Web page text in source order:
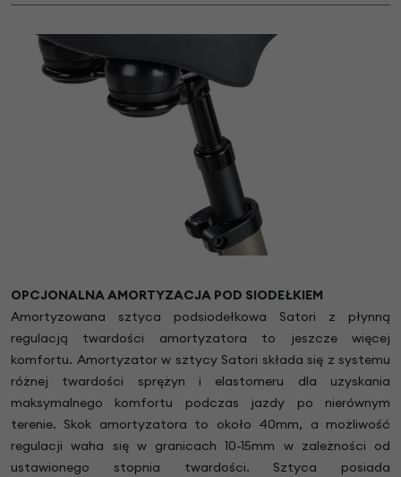
OPCJONALNA AMORTYZACJA POD SIODEŁKIEM
Amortyzowana sztyca podsiodełkowa Satori z płynną
regulacją twardości amortyzatora to jeszcze więcej
komfortu. Amortyzator w sztycy Satori składa się z systemu
różnej twardości sprężyn i elastomeru dla uzyskania
maksymalnego komfortu podczas jazdy po nierównym
terenie. Skok amortyzatora to około 40mm, a możliwość
regulacji waha się w granicach 10-15mm w zależności od
ustawionego stopnia twardości. Sztyca posiada